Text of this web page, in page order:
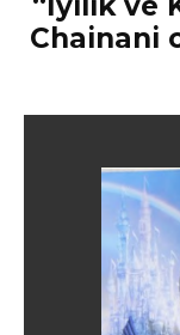
Chainani